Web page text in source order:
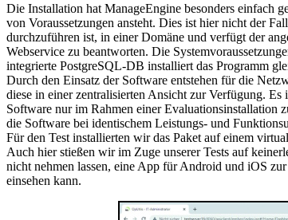
Die Installation hat ManageEngine besonders einfach
von Voraussetzungen ansteht. Dies ist hier nicht der
durchzuführen ist, in einer Domäne und verfügt der
Webservice zu beantworten. Die
integrierte PostgreSQL-DB installiert das Programm
Durch den Einsatz der Software entstehen für die
diese in einer zentralisierten Ansicht zur Verfügung.
Software nur im Rahmen einer Evaluationsinstallation
die Software bei identischem Leistungs- und
Für den Test installierten wir das Paket auf einem
Auch hier stießen wir im Zuge unserer Tests auf
nicht nehmen lassen, eine App für Android und iOS
einsehen kann.